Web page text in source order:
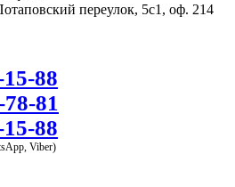
переулок, 5с1, оф. 214
88
81
88
Viber)